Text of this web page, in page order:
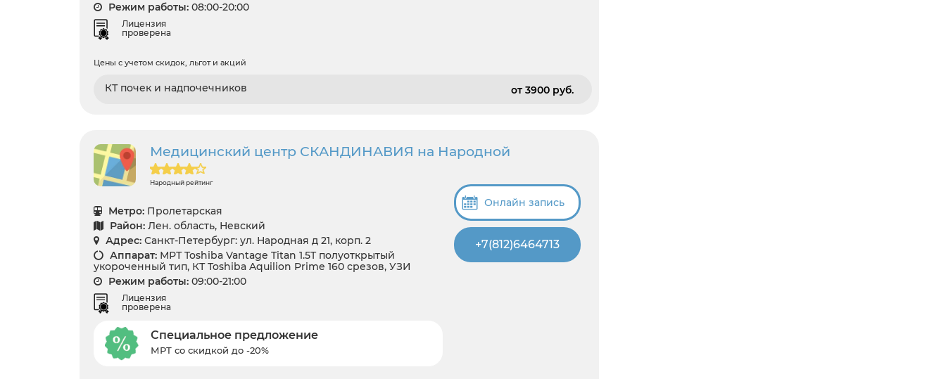
Режим работы: 08:00-20:00
Лицензия
проверена
Цены с учетом скидок, льгот и акций
КТ почек и надпочечников от 3900 pуб.
Медицинский центр СКАНДИНАВИЯ на Народной
Народный рейтинг
Метро: Пролетарская
Район: Лен. область, Невский
Адрес: Санкт-Петербург: ул. Народная д 21, корп. 2
Аппарат: МРТ Toshiba Vantage Titan 1.5T полуоткрытый
укороченный тип, КТ Toshiba Aquilion Prime 160 срезов, УЗИ
Режим работы: 09:00-21:00
Лицензия
проверена
Специальное предложение
МРТ со скидкой до -20%
Онлайн запись
+7(812)6464713